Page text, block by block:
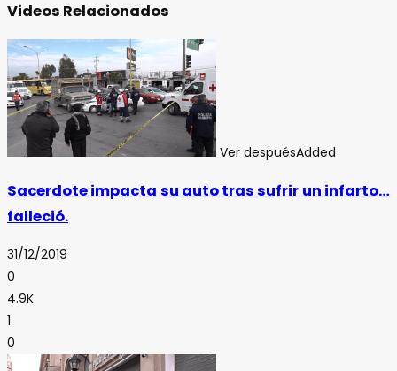
Videos Relacionados
Ver despuésAdded
Sacerdote impacta su auto tras sufrir un infarto…
falleció.
31/12/2019
0
4.9K
1
0